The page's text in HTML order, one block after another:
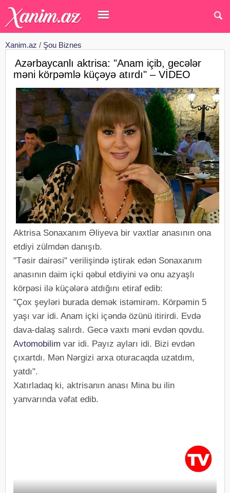
Xanim.az / Şou Biznes
Azərbaycanlı aktrisa: "Anam içib, gecələr
məni körpəmlə küçəyə atırdı" – VİDEO
Aktrisa Sonaxanım Əliyeva bir vaxtlar anasının ona
etdiyi zülmdən danışıb.
"Təsir dairəsi" verilişində iştirak edən Sonaxanım
anasının daim içki qəbul etdiyini və onu azyaşlı
körpəsi ilə küçələrə atdığını etiraf edib:
"Çox şeyləri burada demək istəmirəm. Körpəmin 5
yaşı var idi. Anam içki içəndə özünü itirirdi. Evdə
dava-dalaş salırdı. Gecə vaxtı məni evdən qovdu.
Avtomobilim var idi. Payız ayları idi. Bizi evdən
çıxartdı. Mən Nərgizi arxa oturacaqda uzatdım,
yatdı".
Xatırladaq ki, aktrisanın anası Mina bu ilin
yanvarında vəfat edib.